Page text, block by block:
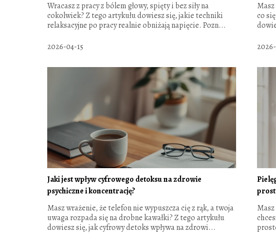
Wracasz z pracy z bólem głowy, spięty i bez siły na
cokolwiek? Z tego artykułu dowiesz się, jakie techniki
relaksacyjne po pracy realnie obniżają napięcie. Pozn...
2026-04-15
co
Jaki jest wpływ cyfrowego detoksu na zdrowie
psychiczne i koncentrację?
Masz wrażenie, że telefon nie wypuszcza cię z rąk, a twoja
uwaga rozpada się na drobne kawałki? Z tego artykułu
dowiesz się, jak cyfrowy detoks wpływa na zdrowi...